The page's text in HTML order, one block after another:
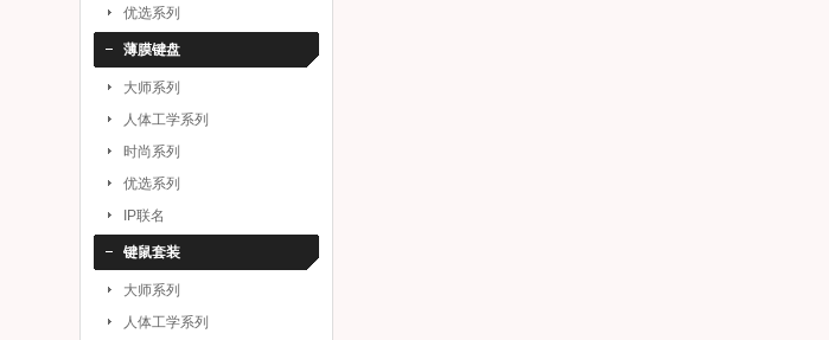
优选系列
薄膜键盘
大师系列
人体工学系列
时尚系列
优选系列
IP联名
键鼠套装
大师系列
人体工学系列